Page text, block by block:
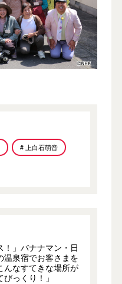
# 上白石萌音
！」バナナマン・日
温泉宿でお客さまを
んなすてきな場所が
っくり！」